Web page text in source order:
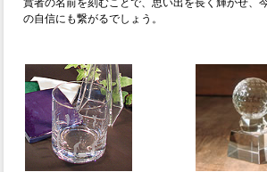
賞者の名前を刻むことで、思い出を長く輝かせ、
の自信にも繋がるでしょう。